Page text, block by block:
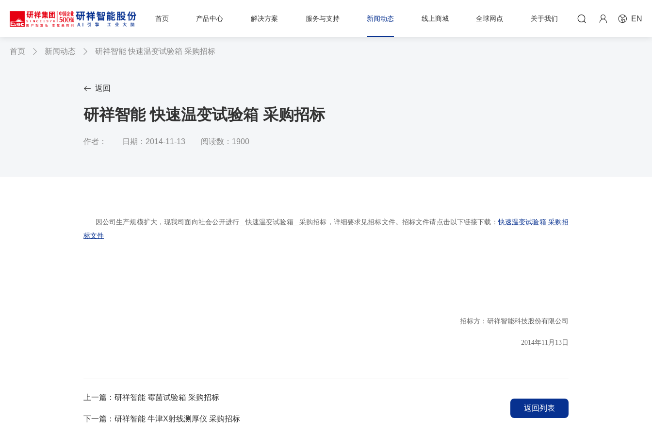
首页 产品中心 解决方案 服务与支持 新闻动态 线上商城 全球网点 关于我们    EN
首页  新闻动态  研祥智能 快速温变试验箱 采购招标
 返回
研祥智能 快速温变试验箱 采购招标
作者： 日期：2014-11-13 阅读数：1900
因公司生产规模扩大，现我司面向社会公开进行 快速温变试验箱采购招标，详细要求见招标文件。招标文件请点击以下链接下载：快速温变试验箱 采购招
标文件
招标方：研祥智能科技股份有限公司
2014年11 月 13 日
返回列表
上一篇：研祥智能 霉菌试验箱 采购招标
下一篇：研祥智能 牛津X射线测厚仪 采购招标